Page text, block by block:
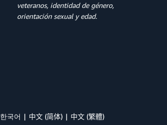
veteranos, identidad de género,
orientación sexual y edad.
한국어 中文 (简体) 中文 (繁體)